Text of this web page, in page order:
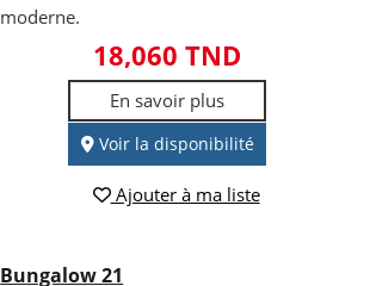
moderne.
18,060 TND
En savoir plus
Voir la disponibilité
Ajouter à ma liste
Bungalow 21